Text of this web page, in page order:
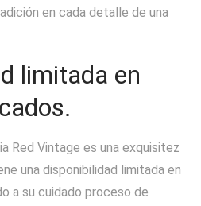
en cada detalle de una
limitada en
Red Vintage es una exquisitez
una disponibilidad limitada en
a su cuidado proceso de